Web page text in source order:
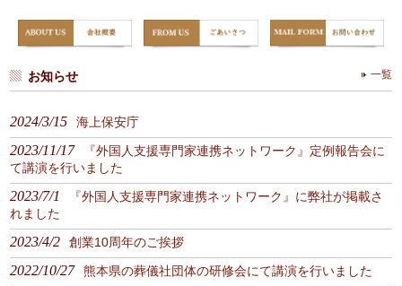
お知らせ 一覧
2024/3/15 海上保安庁
2023/11/17
『外国人支援専門家連携ネットワーク』定例報告会に
て講演を行いました
2023/7/1
『外国人支援専門家連携ネットワーク』に弊社が掲載さ
れました
2023/4/2 創業10周年のご挨拶
2022/10/27 熊本県の葬儀社団体の研修会にて講演を行いました